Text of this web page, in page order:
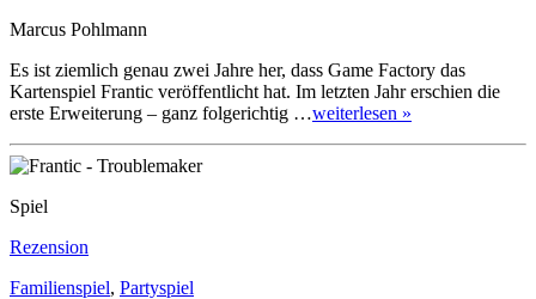
Marcus Pohlmann
Es ist ziemlich genau zwei Jahre her, dass Game Factory das
Kartenspiel Frantic veröffentlicht hat. Im letzten Jahr erschien die
erste Erweiterung – ganz folgerichtig …weiterlesen »
Spiel
Rezension
Familienspiel, Partyspiel